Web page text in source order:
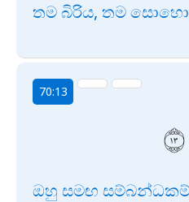
තම බිරිය, තම
70:13
ඔහු සමඟ සම්බන්ධකම්